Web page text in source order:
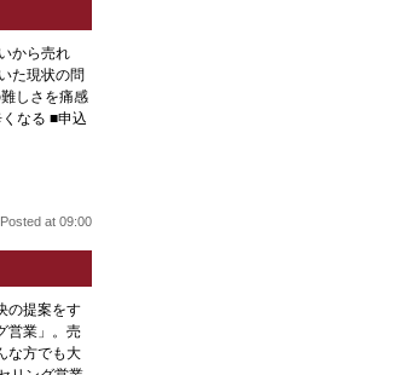
から売れ
た現状の問
しさを痛感
なる ■申込
Posted at 09:00
の提案をす
営業」。売
な方でも大